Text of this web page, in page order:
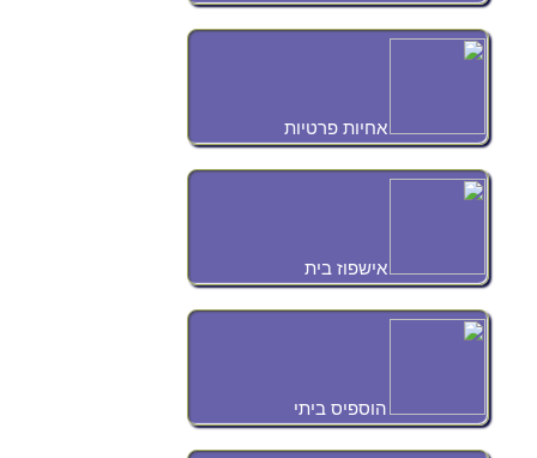
אחיות פרטיות
אישפוז בית
הוספיס ביתי